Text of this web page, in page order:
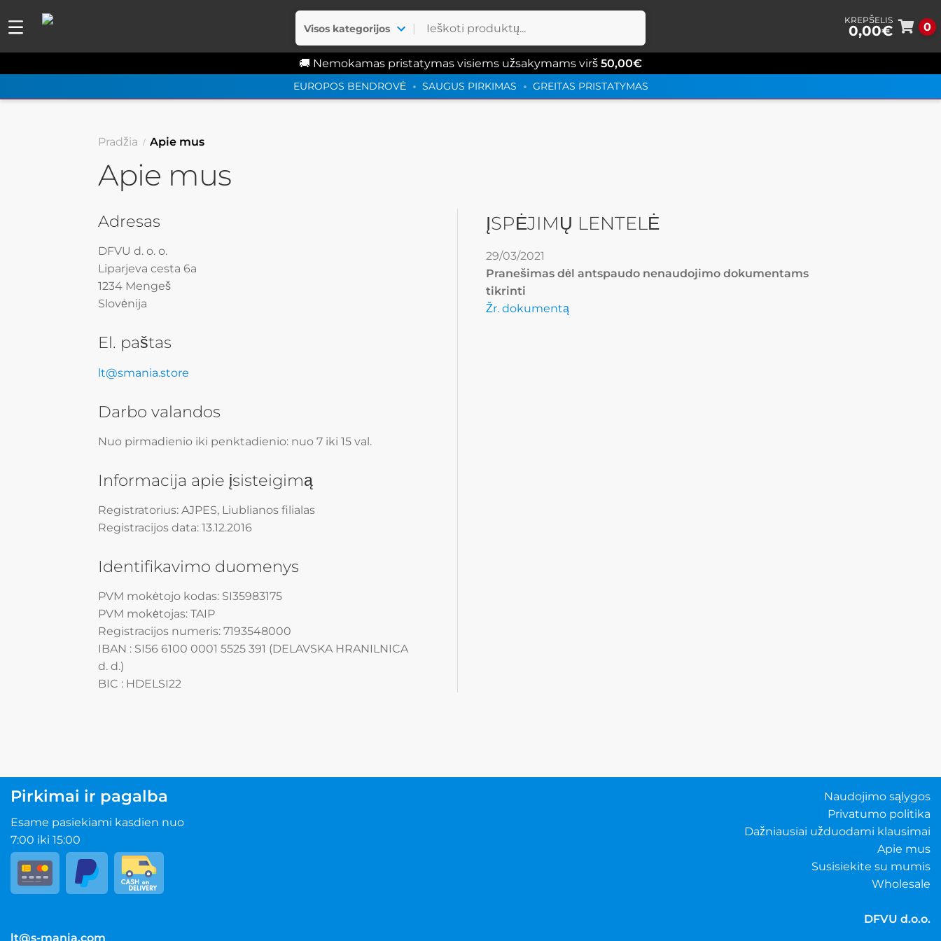
0
Visos kategorijos
🚚 Nemokamas pristatymas visiems užsakymams virš 50,00€
EUROPOS BENDROVĖ SAUGUS PIRKIMAS GREITAS PRISTATYMAS
prie
prie
0,00€
Pradžia Apie mus
Apie mus
Adresas
DFVU d. o. o.
Liparjeva cesta 6a
1234 Mengeš
Slovėnija
El. paštas
lt@smania.store
Darbo valandos
Nuo pirmadienio iki penktadienio: nuo 7 iki 15 val.
Informacija apie įsisteigimą
Registratorius: AJPES, Liublianos filialas
Registracijos data: 13.12.2016
Identifikavimo duomenys
PVM mokėtojo kodas: SI35983175
PVM mokėtojas: TAIP
Registracijos numeris: 7193548000
IBAN : SI56 6100 0001 5525 391 (DELAVSKA HRANILNICA
d. d.)
BIC : HDELSI22
ĮSPĖJIMŲ LENTELĖ
29/03/2021
Pranešimas dėl antspaudo nenaudojimo dokumentams
tikrinti
Žr. dokumentą
Pirkimai ir pagalba
Esame pasiekiami kasdien nuo
7:00 iki 15:00
lt@s-mania.com
Naudojimo sąlygos
Privatumo politika
Dažniausiai užduodami klausimai
Apie mus
Susisiekite su mumis
Wholesale
DFVU d.o.o.